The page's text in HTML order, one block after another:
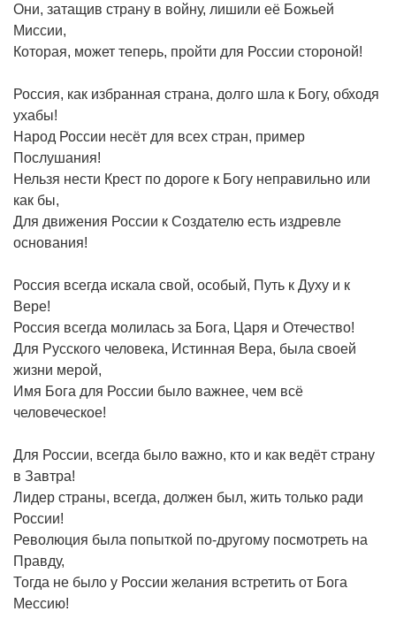
Они, затащив страну в войну, лишили её Божьей
Миссии,
Которая, может теперь, пройти для России стороной!
Россия, как избранная страна, долго шла к Богу, обходя
ухабы!
Народ России несёт для всех стран, пример
Послушания!
Нельзя нести Крест по дороге к Богу неправильно или
как бы,
Для движения России к Создателю есть издревле
основания!
Россия всегда искала свой, особый, Путь к Духу и к
Вере!
Россия всегда молилась за Бога, Царя и Отечество!
Для Русского человека, Истинная Вера, была своей
жизни мерой,
Имя Бога для России было важнее, чем всё
человеческое!
Для России, всегда было важно, кто и как ведёт страну
в Завтра!
Лидер страны, всегда, должен был, жить только ради
России!
Революция была попыткой по-другому посмотреть на
Правду,
Тогда не было у России желания встретить от Бога
Мессию!